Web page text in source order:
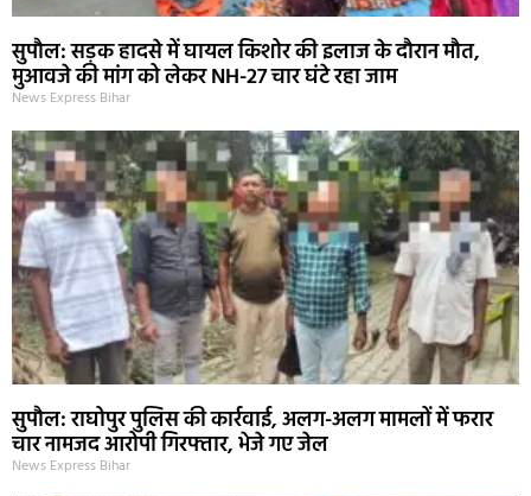
सुपौल: सड़क हादसे में घायल किशोर की इलाज के दौरान मौत,
मुआवजे की मांग को लेकर NH-27 चार घंटे रहा जाम
News Express Bihar
सुपौल: राघोपुर पुलिस की कार्रवाई, अलग-अलग मामलों में फरार
चार नामजद आरोपी गिरफ्तार, भेजे गए जेल
News Express Bihar